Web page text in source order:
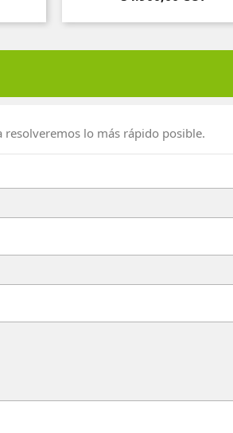
resolveremos lo más rápido posible.